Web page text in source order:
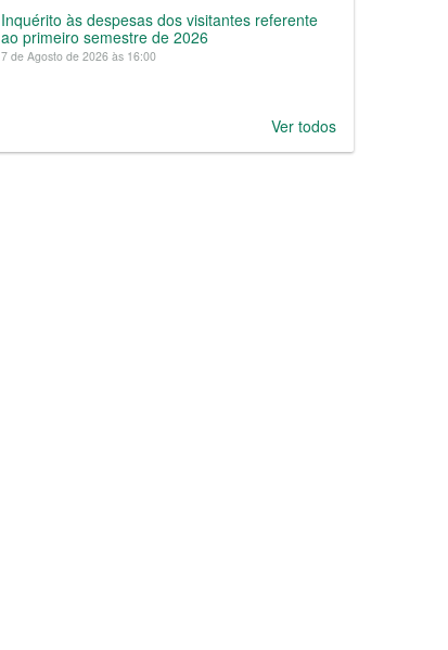
Inquérito às despesas dos visitantes referente
ao primeiro semestre de 2026
7 de Agosto de 2026 às 16:00
Ver todos